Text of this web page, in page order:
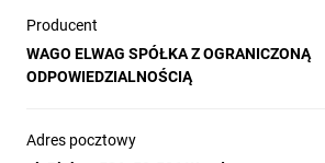
Producent
WAGO ELWAG SPÓŁKA Z OGRANICZONĄ
ODPOWIEDZIALNOŚCIĄ
Adres pocztowy